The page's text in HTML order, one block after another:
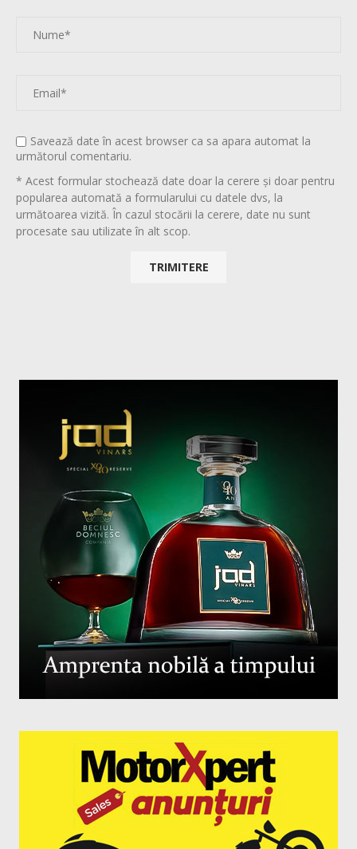
Savează date în acest browser ca sa apara automat la
următorul comentariu.
* Acest formular stochează date doar la cerere și doar pentru
popularea automată a formularului cu datele dvs, la
următoarea vizită. În cazul stocării la cerere, date nu sunt
procesate sau utilizate în alt scop.